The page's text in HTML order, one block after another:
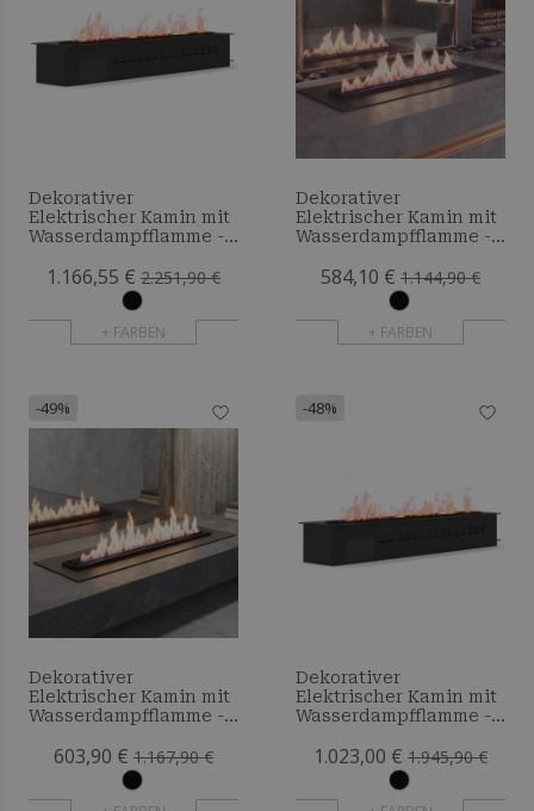
Dekorativer
Elektrischer Kamin mit
Wasserdampfflamme -
1.166,55 € 2.251,90 €
+ FARBEN
Dekorativer
Elektrischer Kamin mit
Wasserdampfflamme -
584,10 € 1.144,90 €
+ FARBEN
-49%
Dekorativer
Elektrischer Kamin mit
Wasserdampfflamme -
603,90 € 1.167,90 €
-48%
Dekorativer
Elektrischer Kamin mit
Wasserdampfflamme -
1.023,00 € 1.945,90 €